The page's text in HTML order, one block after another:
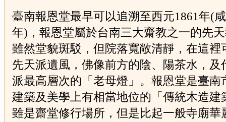
臺南報恩堂最早可以追溯至西元1861年(
年)，報恩堂屬於台南三大齋教之一的先
雖然堂貌斑駁，但院落寬敞清靜，在這裡
先天派遺風，佛像前方的陰、陽茶水，及
派最高層次的「老母燈」。報恩堂是臺南
建築及美學上有相當地位的「傳統木造建
雖是齋堂修行場所，但是比起一般寺廟華